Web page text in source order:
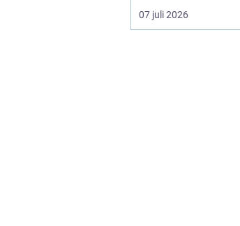
vatten, värme och
avlopp ...
07 juli 2026